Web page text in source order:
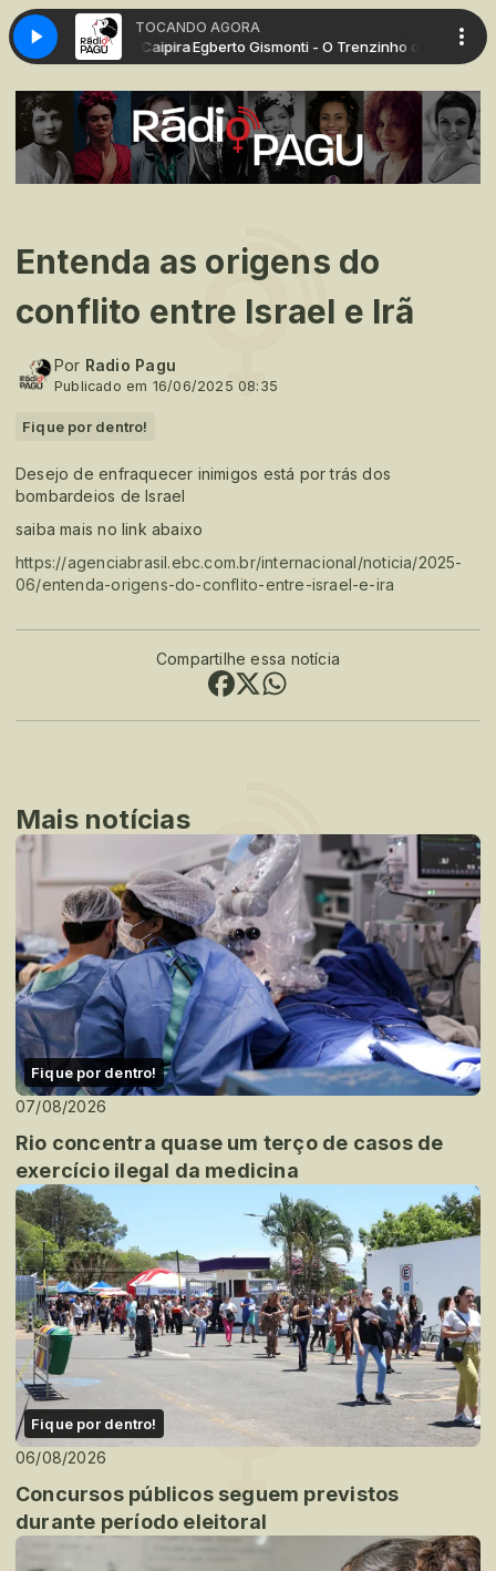
TOCANDO AGORA
O Trenzinho do CaipiraEgberto Gismonti - O Trenzinho do Caipira
Entenda as origens do
conflito entre Israel e Irã
Por Radio Pagu
Publicado em 16/06/2025 08:35
Fique por dentro!
Desejo de enfraquecer inimigos está por trás dos
bombardeios de Israel
saiba mais no link abaixo
https://agenciabrasil.ebc.com.br/internacional/noticia/2025-
06/entenda-origens-do-conflito-entre-israel-e-ira
Compartilhe essa notícia
Mais notícias
Fique por dentro!
07/08/2026
Rio concentra quase um terço de casos de
exercício ilegal da medicina
Fique por dentro!
06/08/2026
Concursos públicos seguem previstos
durante período eleitoral